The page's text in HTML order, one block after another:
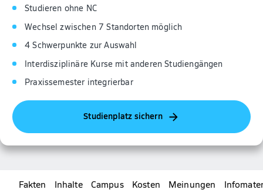
Studieren ohne NC
Wechsel zwischen 7 Standorten möglich
4 Schwerpunkte zur Auswahl
Interdisziplinäre Kurse mit anderen Studiengängen
Praxissemester integrierbar
Studienplatz sichern
Fakten Inhalte Campus Kosten Meinungen